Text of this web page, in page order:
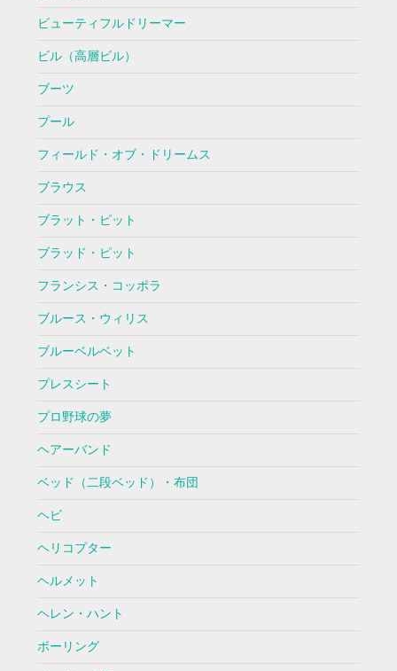
ビューティフルドリーマー
ビル（高層ビル）
ブーツ
プール
フィールド・オブ・ドリームス
ブラウス
ブラット・ピット
ブラッド・ピット
フランシス・コッポラ
ブルース・ウィリス
ブルーベルベット
プレスシート
プロ野球の夢
ヘアーバンド
ベッド（二段ベッド）・布団
ヘビ
ヘリコプター
ヘルメット
ヘレン・ハント
ボーリング